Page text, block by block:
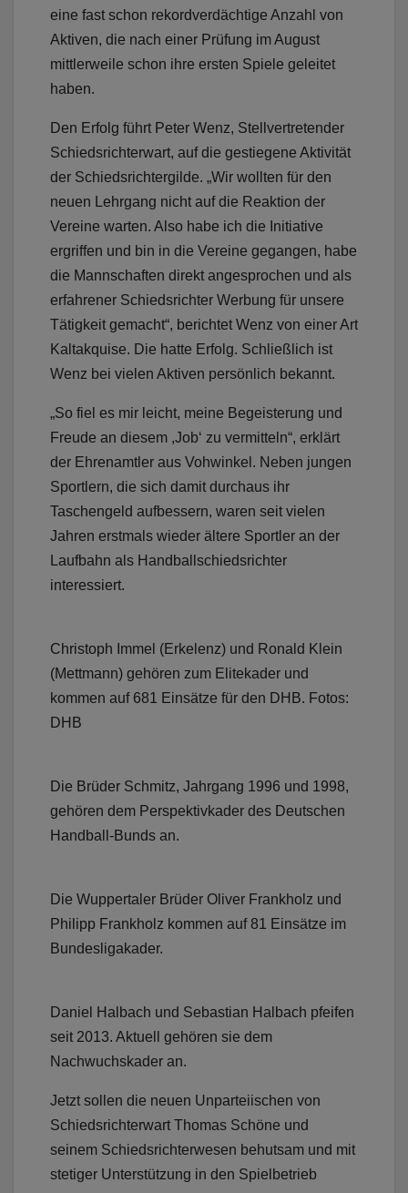
eine fast schon rekordverdächtige Anzahl von
Aktiven, die nach einer Prüfung im August
mittlerweile schon ihre ersten Spiele geleitet
haben.
Den Erfolg führt Peter Wenz, Stellvertretender
Schiedsrichterwart, auf die gestiegene Aktivität
der Schiedsrichtergilde. „Wir wollten für den
neuen Lehrgang nicht auf die Reaktion der
Vereine warten. Also habe ich die Initiative
ergriffen und bin in die Vereine gegangen, habe
die Mannschaften direkt angesprochen und als
erfahrener Schiedsrichter Werbung für unsere
Tätigkeit gemacht“, berichtet Wenz von einer Art
Kaltakquise. Die hatte Erfolg. Schließlich ist
Wenz bei vielen Aktiven persönlich bekannt.
„So fiel es mir leicht, meine Begeisterung und
Freude an diesem ,Job‘ zu vermitteln“, erklärt
der Ehrenamtler aus Vohwinkel. Neben jungen
Sportlern, die sich damit durchaus ihr
Taschengeld aufbessern, waren seit vielen
Jahren erstmals wieder ältere Sportler an der
Laufbahn als Handballschiedsrichter
interessiert.
Christoph Immel (Erkelenz) und Ronald Klein
(Mettmann) gehören zum Elitekader und
kommen auf 681 Einsätze für den DHB. Fotos:
DHB
Die Brüder Schmitz, Jahrgang 1996 und 1998,
gehören dem Perspektivkader des Deutschen
Handball-Bunds an.
Die Wuppertaler Brüder Oliver Frankholz und
Philipp Frankholz kommen auf 81 Einsätze im
Bundesligakader.
Daniel Halbach und Sebastian Halbach pfeifen
seit 2013. Aktuell gehören sie dem
Nachwuchskader an.
Jetzt sollen die neuen Unparteiischen von
Schiedsrichterwart Thomas Schöne und
seinem Schiedsrichterwesen behutsam und mit
stetiger Unterstützung in den Spielbetrieb